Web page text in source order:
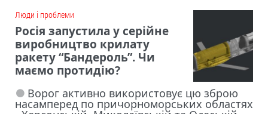
Люди і проблеми
Росія запустила у серійне
виробництво крилату
ракету “Бандероль”. Чи
маємо протидію?
Ворог активно використовує цю зброю
насамперед по причорноморських областях